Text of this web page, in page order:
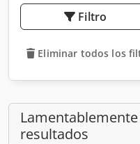
Filtro
Eliminar todos los
resultados